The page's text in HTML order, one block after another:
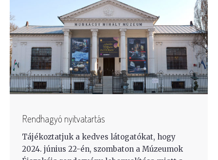
Rendhagyó nyitvatartás
Tájékoztatjuk a kedves látogatókat, hogy
2024. június 22-én, szombaton a Múzeumok